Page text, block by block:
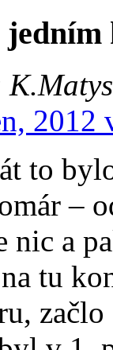
2012
to
–
nic a
tu
začlo